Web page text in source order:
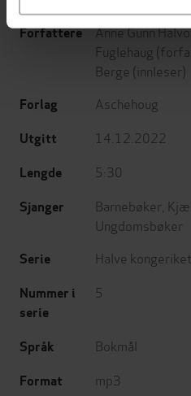
Forfattere Anne Gunn
Fuglehaug
Berge (innleser)
Forlag Aschehoug
Utgitt 14.12.2022
Lengde 5:30
Sjanger Barnebøker
Ungdomsbøker
Serie Halve kongeriket
Nummer i
serie
5
Språk Bokmål
Format mp3